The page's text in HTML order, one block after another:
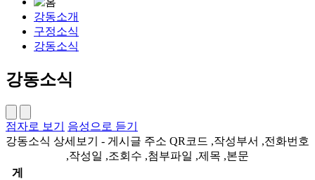
강동소개
구정소식
강동소식
강동소식
점자로 보기
음성으로 듣기
강동소식 상세보기 - 게시글 주소 QR코드 ,작성부서 ,전화번호
,작성일 ,조회수 ,첨부파일 ,제목 ,본문
게